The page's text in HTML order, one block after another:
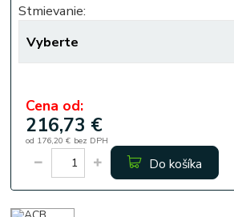
Stmievanie:
Cena od:
216,73 €
od 176,20 € bez DPH
Do košíka